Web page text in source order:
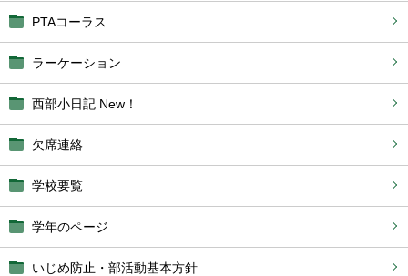
PTAコーラス
ラーケーション
西部小日記 New！
欠席連絡
学校要覧
学年のページ
いじめ防止・部活動基本方針